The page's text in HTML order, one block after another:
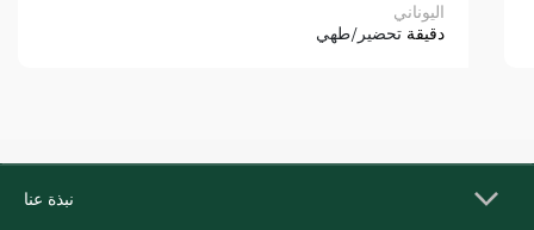
اليوناني
دقيقة تحضير/طهي
نبذة عنا